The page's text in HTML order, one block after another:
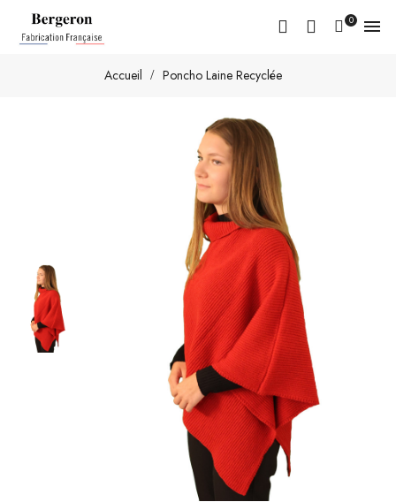
0 
Accueil Poncho Laine Recyclée